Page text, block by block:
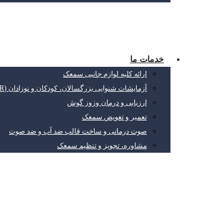
خدمات ما
ارائه کلیه لوازم جانبی سمعک
آزمایشات شنوایی بزرگسالان، کودکان و نوزادان (ABR)
ارزیابی و درمان وزوز گوش
تعمیر و تعویض سمعک
صوت درمانی و ساخت قالب ضد آب و ضد صوت
مشاوره، تجویز و تنظیم سمعک